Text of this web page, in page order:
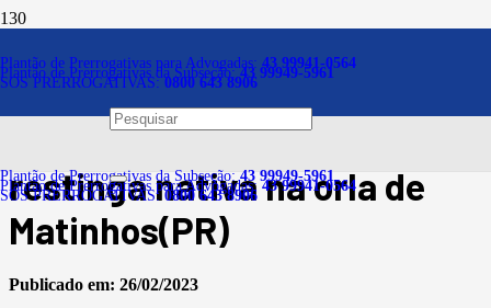
Plantão de Prerrogativas para Advogadas: 43 99941-0564
Plantão de Prerrogativas da Subseção:43 99949-5961
SOS PRERROGATIVAS:0800 643 8906
Plantão de Prerrogativas da Subseção:43 99949-5961
Plantão de Prerrogativas para Advogadas:43 99941-0564
SOS PRERROGATIVAS:0800 643 8906
Justiça Federal determina
suspensão de corte de
restinga nativa na orla de
Matinhos(PR)
Publicado em: 26/02/2023